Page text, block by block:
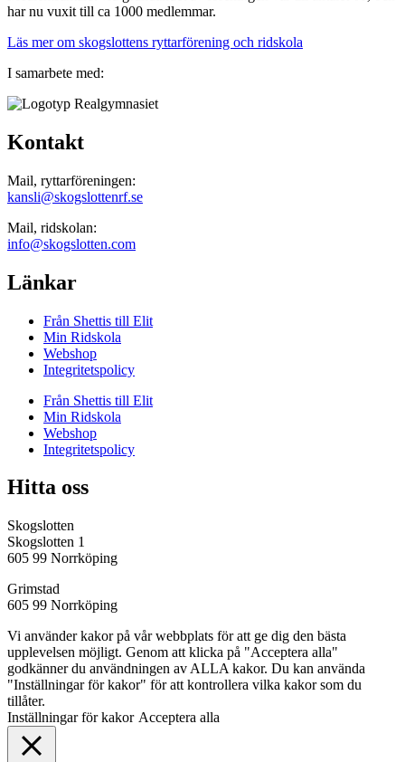
har nu vuxit till ca 1000 medlemmar.
Läs mer om skogslottens ryttarförening och ridskola
I samarbete med:
Kontakt
Mail, ryttarföreningen:
kansli@skogslottenrf.se
Mail, ridskolan:
info@skogslotten.com
Länkar
Från Shettis till Elit
Min Ridskola
Webshop
Integritetspolicy
Från Shettis till Elit
Min Ridskola
Webshop
Integritetspolicy
Hitta oss
Skogslotten
Skogslotten 1
605 99 Norrköping
Grimstad
605 99 Norrköping
Vi använder kakor på vår webbplats för att ge dig den bästa
upplevelsen möjligt. Genom att klicka på "Acceptera alla"
godkänner du användningen av ALLA kakor. Du kan använda
"Inställningar för kakor" för att kontrollera vilka kakor som du
tillåter.
Inställningar för kakor Acceptera alla